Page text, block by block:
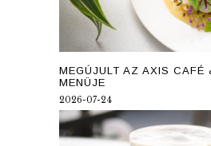
MEGÚJULT AZ AXIS CAFÉ
MENÜJE
2026-07-24